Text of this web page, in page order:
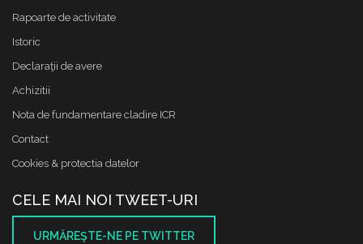
Rapoarte de activitate
Istoric
Declaraţii de avere
Achizitii
Nota de fundamentare cladire ICR
Contact
Cookies & protectia datelor
CELE MAI NOI TWEET-URI
URMĂREŞTE-NE PE TWITTER